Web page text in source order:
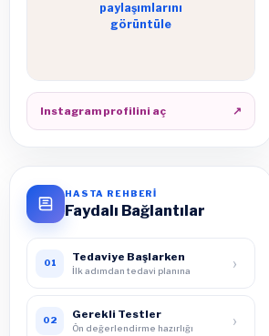
paylaşımlarını
görüntüle
Instagram profilini aç ↗
HASTA REHBERİ
Faydalı Bağlantılar
01 Tedaviye Başlarken
İlk adımdan tedavi planına ›
02 Gerekli Testler
Ön değerlendirme hazırlığı ›